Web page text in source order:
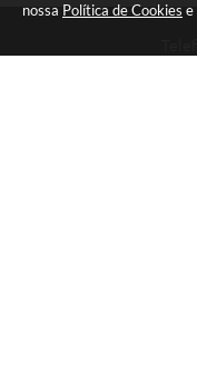
nossa Política de Cookies e